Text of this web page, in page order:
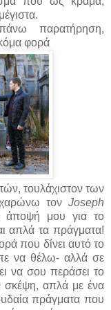
παρατήρηση,
φορά
τουλάχιστον των
τον Joseph
άποψή μου για το
απλά τα πράγματα!
που δίνει αυτό το
να θέλω- αλλά σε
να σου περάσει το
σκέψη, απλά με ένα
πράγματα που